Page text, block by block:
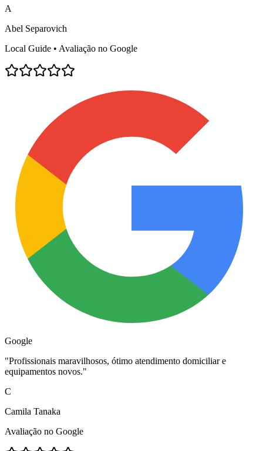
A
Abel Separovich
Local Guide • Avaliação no Google
Google
"Profissionais maravilhosos, ótimo atendimento domiciliar e
equipamentos novos."
C
Camila Tanaka
Avaliação no Google